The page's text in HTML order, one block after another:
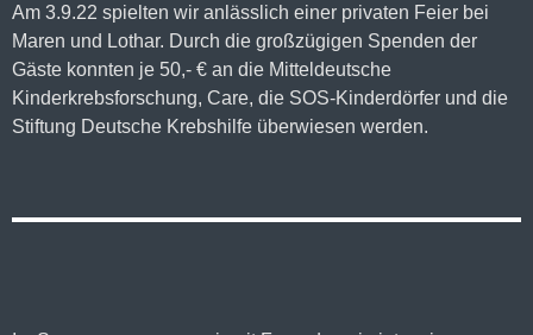
Am 3.9.22 spielten wir anlässlich einer privaten Feier bei
Maren und Lothar. Durch die großzügigen Spenden der
Gäste konnten je 50,- € an die Mitteldeutsche
Kinderkrebsforschung, Care, die SOS-Kinderdörfer und die
Stiftung Deutsche Krebshilfe überwiesen werden.